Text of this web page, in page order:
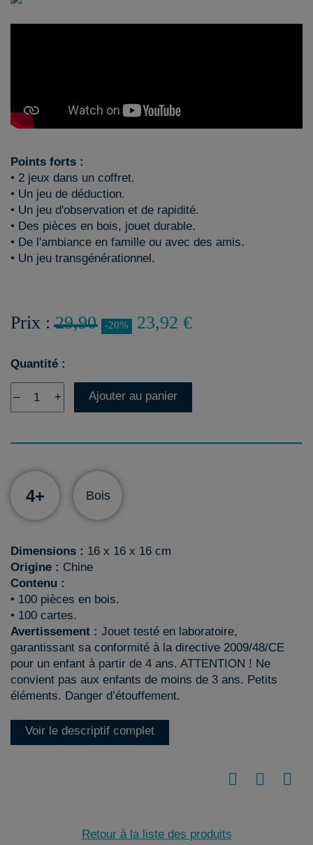
Points forts :
• 2 jeux dans un coffret.
• Un jeu de déduction.
• Un jeu d'observation et de rapidité.
• Des pièces en bois, jouet durable.
• De l'ambiance en famille ou avec des amis.
• Un jeu transgénérationnel.
Prix :29,90 -20% 23,92 €
Quantité :
– + Ajouter au panier
4+ Bois
Dimensions : 16 x 16 x 16 cm
Origine : Chine
Contenu :
• 100 pièces en bois.
• 100 cartes.
Avertissement : Jouet testé en laboratoire,
garantissant sa conformité à la directive 2009/48/CE
pour un enfant à partir de 4 ans. ATTENTION ! Ne
convient pas aux enfants de moins de 3 ans. Petits
éléments. Danger d’étouffement.
Voir le descriptif complet
Retour à la liste des produits